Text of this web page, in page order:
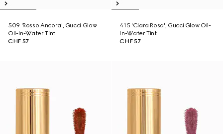
509 'Rosso Ancora', Gucci Glow
Oil-In-Water Tint
CHF 57
415 'Clara Rosa', Gucci Glow Oil-
In-Water Tint
CHF 57